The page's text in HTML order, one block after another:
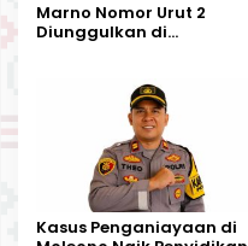
Marno Nomor Urut 2
Diunggulkan di
Harapan Warga
Kasus Penganiayaan di